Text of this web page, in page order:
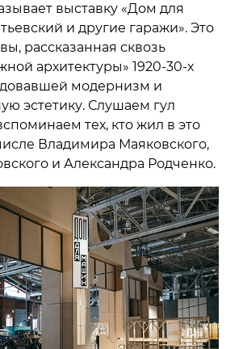
выставку «Дом для
и другие гаражи». Это
рассказанная сквозь
архитектуры» 1920-30-х
модернизм и
эстетику. Слушаем гул
тех, кто жил в это
Владимира Маяковского,
и Александра Родченко.